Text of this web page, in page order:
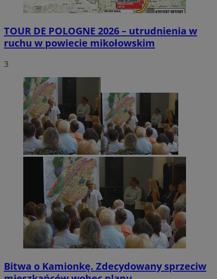
TOUR DE POLOGNE 2026 – utrudnienia w
ruchu w powiecie mikołowskim
3
Bitwa o Kamionkę. Zdecydowany sprzeciw